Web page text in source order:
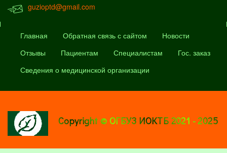
guzioptd@gmail.com
Главная Обратная связь с сайтом
Новости
Отзывы
Пациентам Специалистам
Гос. заказ
Сведения о медицинской организации
Copyright © ОГБУЗ ИОКТБ 2021 - 2025